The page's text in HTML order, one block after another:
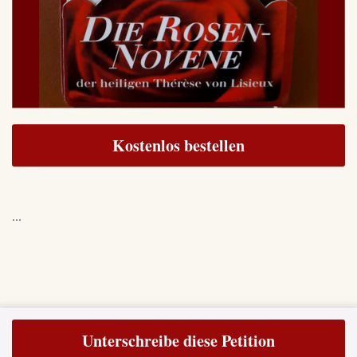
Abtreibung ist ein neues Massaker an unschuldigen Kindern.
Sehen Sie nicht tatenlos zu! Mit den Worten der Heiligen Schrift
appellieren wir an alle: „Si quis est Domini, jungatur nobis!“ (aus
Exodus 32, 26: Zu mir, wer für den Herrn ist!)Ja, liebe Leser,
schließen Sie sich uns an!
Unterschreibe diese Petition
Kostenlos bestellen
...
© 2026 TFP Deutschland e.V.